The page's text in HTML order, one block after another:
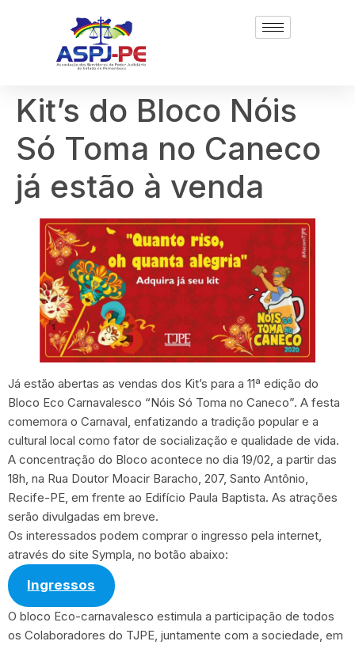
Kit’s do Bloco Nóis
Só Toma no Caneco
já estão à venda
Já estão abertas as vendas dos Kit’s para a 11ª edição do
Bloco Eco Carnavalesco “Nóis Só Toma no Caneco”. A festa
comemora o Carnaval, enfatizando a tradição popular e a
cultural local como fator de socialização e qualidade de vida.
A concentração do Bloco acontece no dia 19/02, a partir das
18h, na Rua Doutor Moacir Baracho, 207, Santo Antônio,
Recife-PE, em frente ao Edifício Paula Baptista. As atrações
serão divulgadas em breve.
Os interessados podem comprar o ingresso pela internet,
através do site Sympla, no botão abaixo:
Ingressos
O bloco Eco-carnavalesco estimula a participação de todos
os Colaboradores do TJPE, juntamente com a sociedade, em